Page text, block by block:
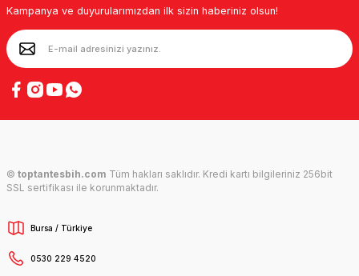
Kampanya ve duyurularımızdan ilk sizin haberiniz olsun!
© toptantesbih.com Tüm hakları saklıdır. Kredi kartı bilgileriniz 256bit
SSL sertifikası ile korunmaktadır.
Bursa / Türkiye
0530 229 4520